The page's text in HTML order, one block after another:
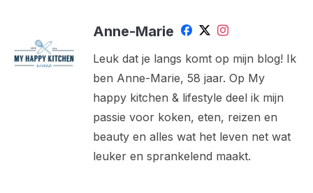
Anne-Marie
Leuk dat je langs komt op mijn blog! Ik
ben Anne-Marie, 58 jaar. Op My
happy kitchen & lifestyle deel ik mijn
passie voor koken, eten, reizen en
beauty en alles wat het leven net wat
leuker en sprankelend maakt.